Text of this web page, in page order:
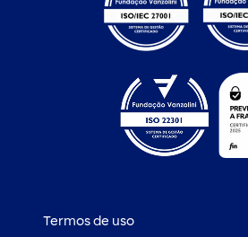
Termos de uso